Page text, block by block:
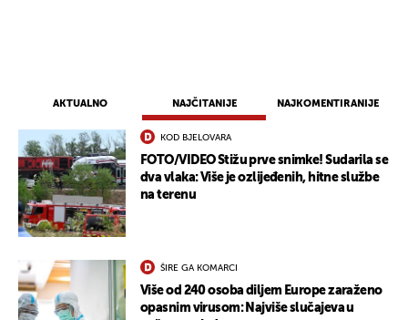
AKTUALNO NAJČITANIJE NAJKOMENTIRANIJE
KOD BJELOVARA
FOTO/VIDEO Stižu prve snimke! Sudarila se
dva vlaka: Više je ozlijeđenih, hitne službe
na terenu
ŠIRE GA KOMARCI
Više od 240 osoba diljem Europe zaraženo
opasnim virusom: Najviše slučajeva u